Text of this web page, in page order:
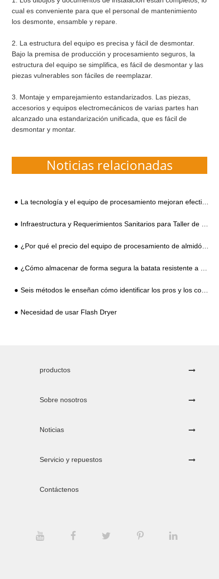
cual es conveniente para que el personal de mantenimiento
los desmonte, ensamble y repare.
2. La estructura del equipo es precisa y fácil de desmontar.
Bajo la premisa de producción y procesamiento seguros, la
estructura del equipo se simplifica, es fácil de desmontar y las
piezas vulnerables son fáciles de reemplazar.
3. Montaje y emparejamiento estandarizados. Las piezas,
accesorios y equipos electromecánicos de varias partes han
alcanzado una estandarización unificada, que es fácil de
desmontar y montar.
Noticias relacionadas
La tecnología y el equipo de procesamiento mejoran efectivamente el proceso de producción de almidón de patata
Infraestructura y Requerimientos Sanitarios para Taller de Producción de Planta Procesadora de Almidón de Yuca
¿Por qué el precio del equipo de procesamiento de almidón de camote es tan diferente?
¿Cómo almacenar de forma segura la batata resistente a bajas temperaturas en el frío invierno?
Seis métodos le enseñan cómo identificar los pros y los contras del almidón de camote
Necesidad de usar Flash Dryer
productos
Sobre nosotros
Noticias
Servicio y repuestos
Contáctenos